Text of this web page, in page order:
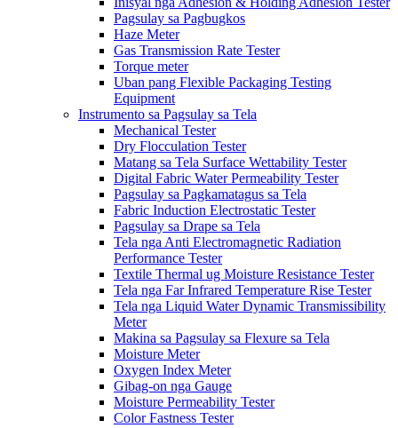
Pagsulay sa Pagbugkos
Haze Meter
Gas Transmission Rate Tester
Torque meter
Uban pang Flexible Packaging Testing
Equipment
Instrumento sa Pagsulay sa Tela
Mechanical Tester
Dry Flocculation Tester
Matang sa Tela Surface Wettability Tester
Digital Fabric Water Permeability Tester
Pagsulay sa Pagkamatagus sa Tela
Fabric Induction Electrostatic Tester
Pagsulay sa Drape sa Tela
Tela nga Anti Electromagnetic Radiation
Performance Tester
Textile Thermal ug Moisture Resistance Tester
Tela nga Far Infrared Temperature Rise Tester
Tela nga Liquid Water Dynamic Transmissibility
Meter
Makina sa Pagsulay sa Flexure sa Tela
Moisture Meter
Oxygen Index Meter
Gibag-on nga Gauge
Moisture Permeability Tester
Color Fastness Tester